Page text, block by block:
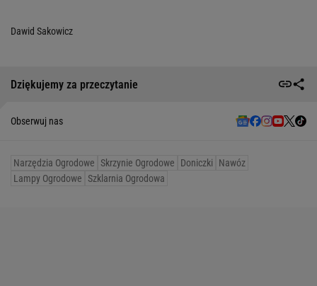
Dawid Sakowicz
Dziękujemy za przeczytanie
Obserwuj nas
Narzędzia Ogrodowe Skrzynie Ogrodowe Doniczki
Nawóz
Lampy Ogrodowe Szklarnia Ogrodowa